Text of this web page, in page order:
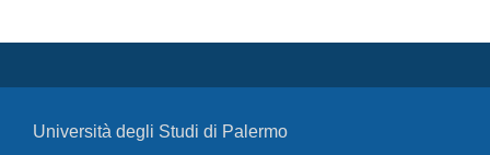
Università degli Studi di Palermo